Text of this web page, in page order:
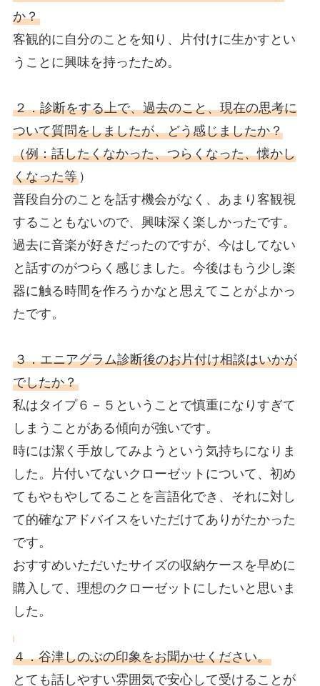
か？
客観的に自分のことを知り、片付けに生かすとい
うことに興味を持ったため。
２．診断をする上で、過去のこと、現在の思考に
ついて質問をしましたが、どう感じましたか？
（例：話したくなかった、つらくなった、懐かし
くなった等）
普段自分のことを話す機会がなく、あまり客観視
することもないので、興味深く楽しかったです。
過去に音楽が好きだったのですが、今はしてない
と話すのがつらく感じました。今後はもう少し楽
器に触る時間を作ろうかなと思えてことがよかっ
たです。
３．エニアグラム診断後のお片付け相談はいかが
でしたか？
私はタイプ６－５ということで慎重になりすぎて
しまうことがある傾向が強いです。
時には潔く手放してみようという気持ちになりま
した。片付いてないクローゼットについて、初め
てもやもやしてることを言語化でき、それに対し
て的確なアドバイスをいただけてありがたかった
です。
おすすめいただいたサイズの収納ケースを早めに
購入して、理想のクローゼットにしたいと思いま
した。
４．谷津しのぶの印象をお聞かせください。
とても話しやすい雰囲気で安心して受けることが